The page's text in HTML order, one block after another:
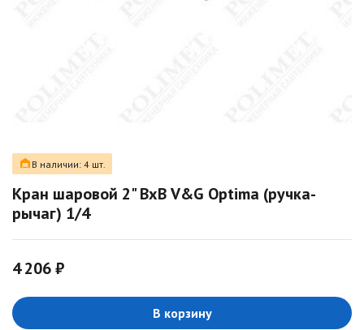
В наличии: 4 шт.
Кран шаровой 2" ВхВ V&G Optima (ручка-
рычаг) 1/4
4 206 ₽
В корзину